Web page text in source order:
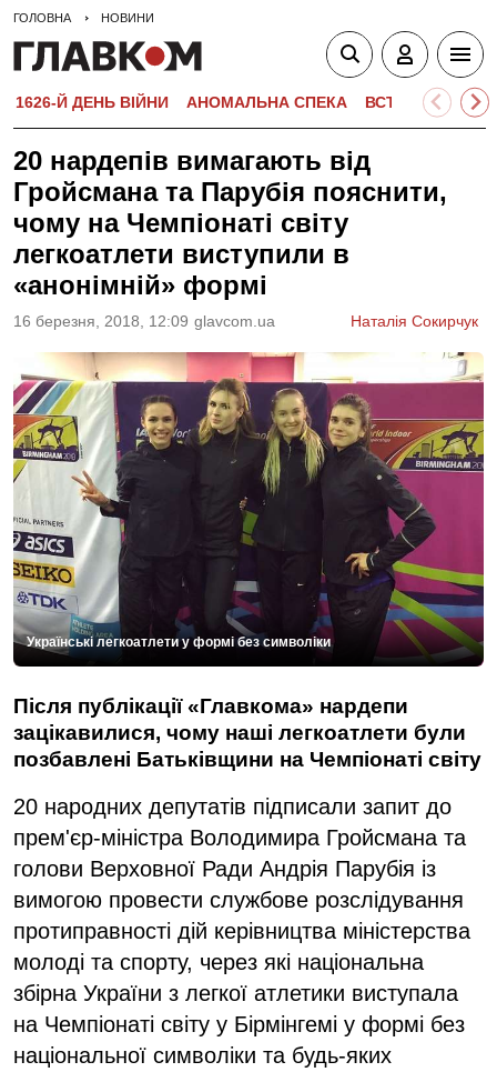
ГОЛОВНА НОВИНИ
1626-Й ДЕНЬ ВІЙНИ АНОМАЛЬНА СПЕКА ВСТУПНА
20 нардепів вимагають від
Гройсмана та Парубія пояснити,
чому на Чемпіонаті світу
легкоатлети виступили в
«анонімній» формі
16 березня, 2018, 12:09 glavcom.ua Наталія Сокирчук
Українські легкоатлети у формі без символіки
Після публікації «Главкома» нардепи
зацікавилися, чому наші легкоатлети були
позбавлені Батьківщини на Чемпіонаті світу
20 народних депутатів підписали запит до
прем'єр-міністра Володимира Гройсмана та
голови Верховної Ради Андрія Парубія із
вимогою провести службове розслідування
протиправності дій керівництва міністерства
молоді та спорту, через які національна
збірна України з легкої атлетики виступала
на Чемпіонаті світу у Бірмінгемі у формі без
національної символіки та будь-яких